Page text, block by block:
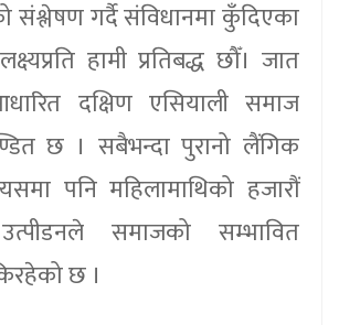
संश्लेषण गर्दै संविधानमा कुँदिएका
हामी प्रतिबद्ध छौँ। जात
दक्षिण एसियाली समाज
छ । सबैभन्दा पुरानो लैंगिक
पनि महिलामाथिको हजारौं
समाजको सम्भावित
छ ।